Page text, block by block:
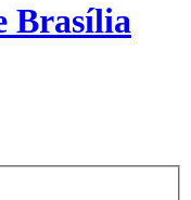
Brasília